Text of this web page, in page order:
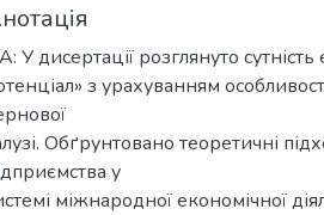
У дисертації розглянуто
з урахуванням
Обґрунтовано теоретичні
у
міжнародної економічної